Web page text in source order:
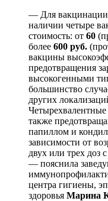
— Для вакцинации
наличии четыре
стоимость: от 60
более 600 руб.
вакцины
предотвращения
высокогенными
большинство
других
также
папиллом и
зависимости от
двух или трех доз
— пояснила
центра гигиены,
здоровья Марина